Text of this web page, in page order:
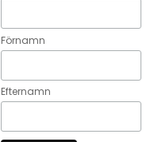
Förnamn
Efternamn